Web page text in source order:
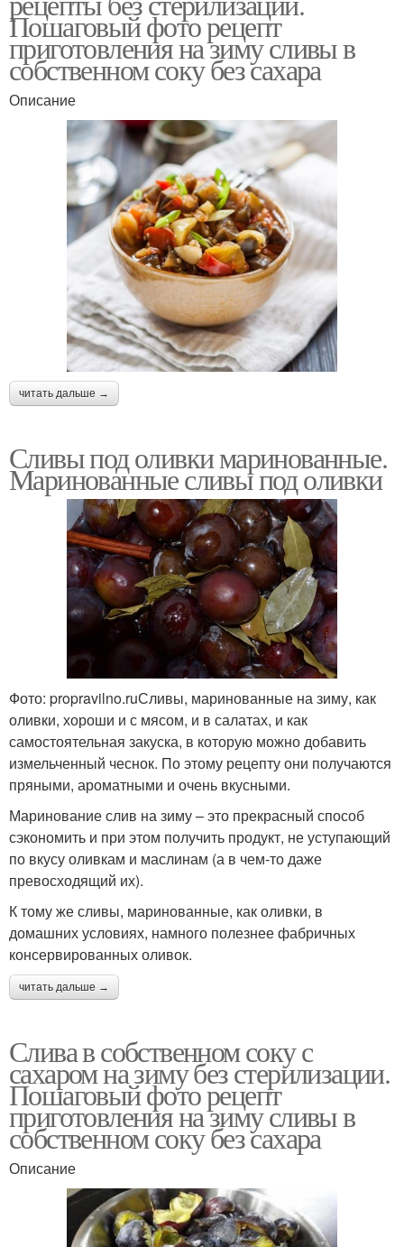
Пошаговый фото рецепт
приготовления на зиму сливы в
собственном соку без сахара
Описание
читать дальше →
Сливы под оливки маринованные.
Маринованные сливы под оливки
Фото: propravilno.ruСливы, маринованные на зиму, как
оливки, хороши и с мясом, и в салатах, и как
самостоятельная закуска, в которую можно добавить
измельченный чеснок. По этому рецепту они получаются
пряными, ароматными и очень вкусными.
Маринование слив на зиму – это прекрасный способ
сэкономить и при этом получить продукт, не уступающий
по вкусу оливкам и маслинам (а в чем-то даже
превосходящий их).
К тому же сливы, маринованные, как оливки, в
домашних условиях, намного полезнее фабричных
консервированных оливок.
читать дальше →
Слива в собственном соку с
сахаром на зиму без стерилизации.
Пошаговый фото рецепт
приготовления на зиму сливы в
собственном соку без сахара
Описание